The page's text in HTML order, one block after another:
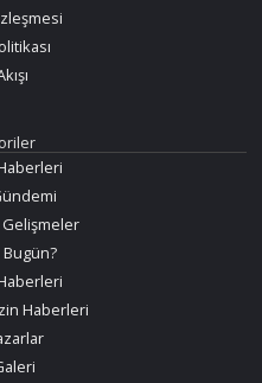
Haberleri